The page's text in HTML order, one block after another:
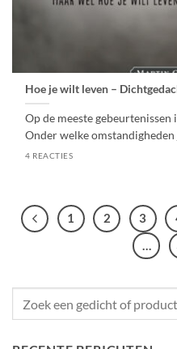
Hoe je wilt leven –
Op de meeste
Onder welke omstandigheden
4 REACTIES
1 2 3
…